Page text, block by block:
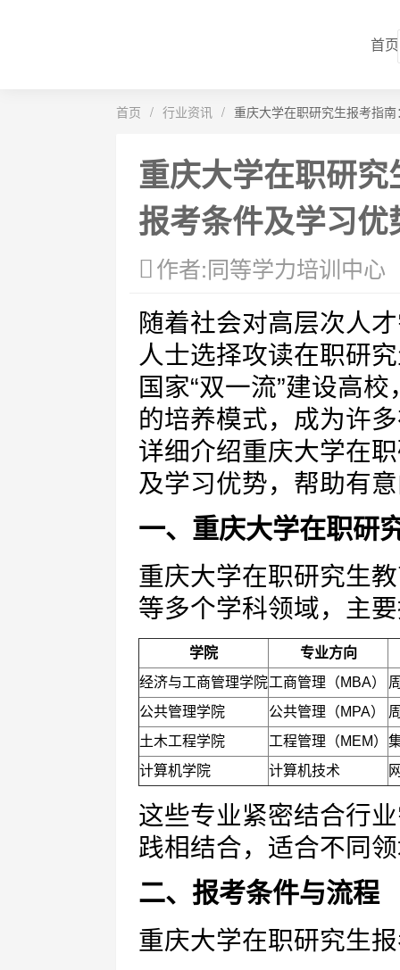
首页
首页 / 行业资讯 / 重庆大学在职研究生报考指
重庆大学在职研
报考条件及学习优
作者:同等学力培训中心
随着社会对高层次人
人士选择攻读在职研
国家“双一流”建设高
的培养模式，成为许
详细介绍重庆大学在
及学习优势，帮助有
一、重庆大学在职研
重庆大学在职研究生
等多个学科领域，主
学院
专业方向
经济与工商管理学院工商管理（MBA）
公共管理学院
公共管理（MPA）
土木工程学院
工程管理（MEM）
计算机学院
计算机技术
这些专业紧密结合行
践相结合，适合不同
二、报考条件与流程
重庆大学在职研究生